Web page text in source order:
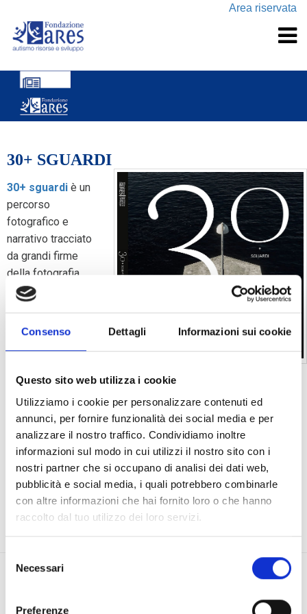
Consenso Dettagli Informazioni sui cookie
Questo sito web utilizza i cookie
Utilizziamo i cookie per personalizzare contenuti ed
annunci, per fornire funzionalità dei social media e per
analizzare il nostro traffico. Condividiamo inoltre
informazioni sul modo in cui utilizzi il nostro sito con i
nostri partner che si occupano di analisi dei dati web,
pubblicità e social media, i quali potrebbero combinarle
con altre informazioni che hai fornito loro o che hanno
raccolto dal tuo utilizzo dei loro servizi.
delNecessari
Preferenze
Area riservata
30+ SGUARDI
30+ sguardi è un
percorso
fotografico e
narrativo tracciato
da grandi firme
della fotografia
contemporanea
conun racconto
suggestioni scritti appositamente da
Tony Attwood,Isabelle Hénault,Bianca Toeps,Adeline
Lacroix,David Vagni, Davide Moscone,Valentina Pasin,
Evelyne Thommen, Cristina Motta, Paola Visconti, Giacomo
Vivanti, Michelle Garnett,e tante altre persone da scoprire tra
le pagine, che hanno impreziosito il catalogo con la loro
Le immagini presenti nel catalogo non intendono spiegare
interrogare. L’arte diventa veicolo di conoscenza, attraverso